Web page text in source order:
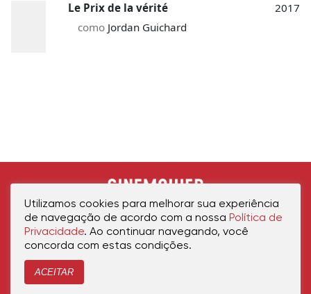
Le Prix de la vérité
como Jordan Guichard
2017
Utilizamos cookies para melhorar sua experiência
de navegação de acordo com a nossa Política de
Privacidade. Ao continuar navegando, você
concorda com estas condições.
ACEITAR